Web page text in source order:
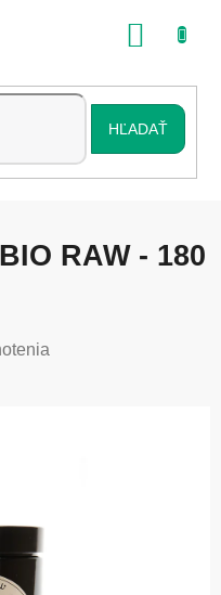
HĽADAŤ
RAW - 180